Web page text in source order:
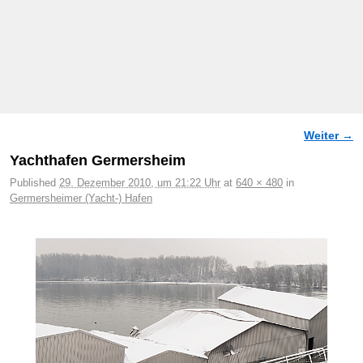
Weiter →
Yachthafen Germersheim
Published 29. Dezember 2010, um 21:22 Uhr at 640 × 480 in
Germersheimer (Yacht-) Hafen